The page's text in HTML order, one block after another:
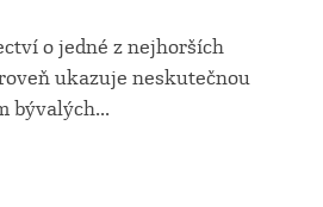
o jedné z nejhorších
ukazuje neskutečnou
bývalých...